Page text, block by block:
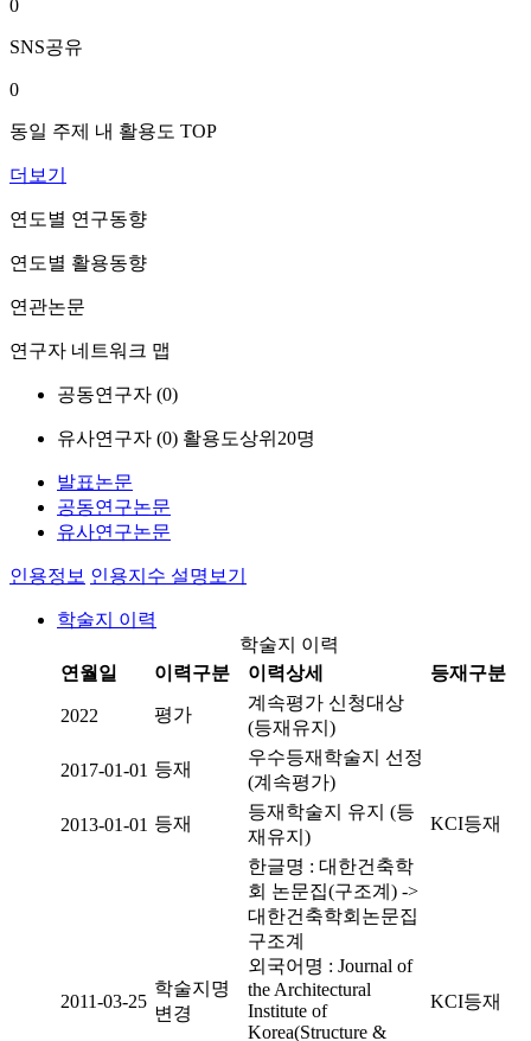
0
SNS공유
0
동일 주제 내 활용도 TOP
더보기
연도별 연구동향
연도별 활용동향
연관논문
연구자 네트워크 맵
공동연구자 (0)
유사연구자 (0) 활용도상위20명
발표논문
공동연구논문
유사연구논문
인용정보 인용지수 설명보기
학술지 이력
학술지 이력
연월일
이력구분 이력상세 등재구분
2022 평가
계속평가 신청대상
(등재유지)
2017-01-01 등재
우수등재학술지 선정
(계속평가)
2013-01-01 등재
등재학술지 유지 (등
재유지)
KCI등재
2011-03-25
학술지명
변경
한글명 : 대한건축학
회 논문집(구조계) ->
대한건축학회논문집
구조계
외국어명 : Journal of
the Architectural
Institute of
Korea(Structure &
KCI등재